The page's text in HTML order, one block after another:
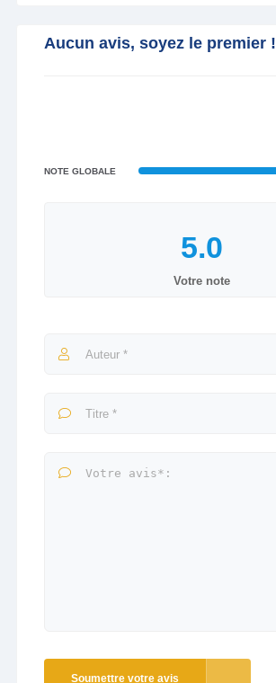
Aucun avis, soyez le premier !
NOTE GLOBALE
Votre note
Soumettre votre avis